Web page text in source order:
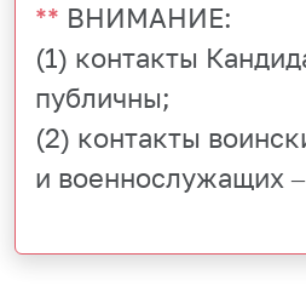
** ВНИМАНИЕ:
(1) контакты
публичны;
(2) контакты
и военнослужащих